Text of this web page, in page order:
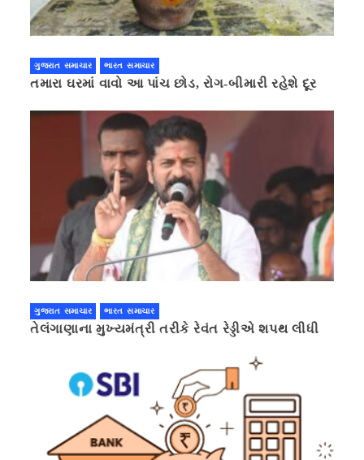
ગુજરાત સમાચાર ભારત સમાચાર
તમારા ઘરમાં વાવો આ પાંચ છોડ, રોગ-બીમારી રહેશે દૂર
ગુજરાત સમાચાર ભારત સમાચાર
તેલંગાણાના મુખ્યમંત્રી તરીકે રેવંત રેડ્ડીએ શપથ લીધી